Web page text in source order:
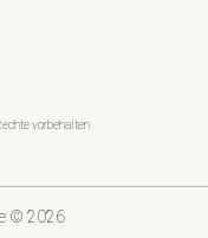
vorbehalten
© 2026